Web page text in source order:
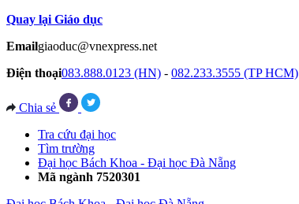
Quay lại Giáo dục
Emailgiaoduc@vnexpress.net
Điện thoại083.888.0123 (HN) - 082.233.3555 (TP HCM)
Chia sẻ
Tra cứu đại học
Tìm trường
Đại học Bách Khoa - Đại học Đà Nẵng
Mã ngành 7520301